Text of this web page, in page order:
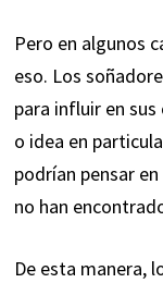
Pero en algunos
eso. Los
para influir en
o idea en
podrían pensar
no han
De esta manera,